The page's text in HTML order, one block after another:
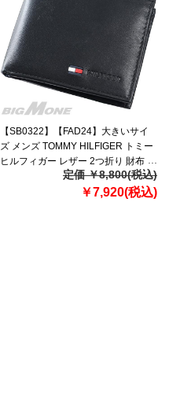
【SB0322】【FAD24】大きいサイ
ズ メンズ TOMMY HILFIGER トミー
ヒルフィガー レザー 2つ折り 財布
LEATHER WALLET USA直輸入
定価 ￥8,800(税込)
￥7,920(税込)